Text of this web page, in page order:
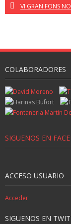
VI GRAN FONS
COLABORADORES
SIGUENOS EN
ACCESO USUARIO
Acceder
SIGUENOS EN